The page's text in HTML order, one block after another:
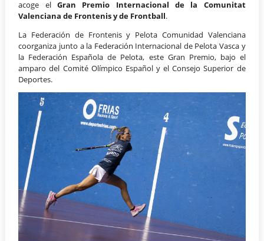
acoge el Gran Premio Internacional de la Comunitat
Valenciana de Frontenis y de Frontball.
La Federación de Frontenis y Pelota Comunidad Valenciana
coorganiza junto a la Federación Internacional de Pelota Vasca y
la Federación Española de Pelota, este Gran Premio, bajo el
amparo del Comité Olímpico Español y el Consejo Superior de
Deportes.